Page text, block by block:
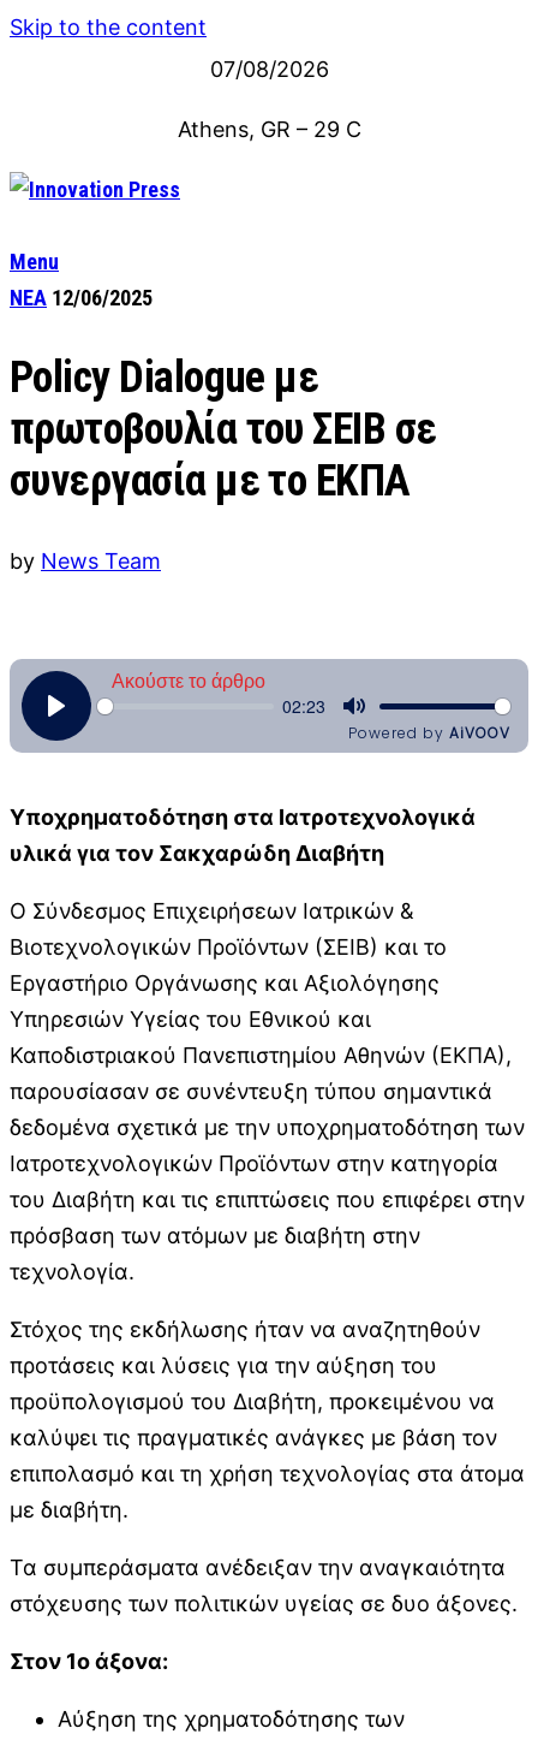
Skip to the content
07/08/2026
Athens, GR – 29 C
Menu
ΝΕΑ 12/06/2025
Policy Dialogue με
πρωτοβουλία του ΣΕΙΒ σε
συνεργασία με το ΕΚΠΑ
by News Team
Υποχρηματοδότηση στα Ιατροτεχνολογικά
υλικά για τον Σακχαρώδη Διαβήτη
Ο Σύνδεσμος Επιχειρήσεων Ιατρικών &
Βιοτεχνολογικών Προϊόντων (ΣΕΙΒ) και το
Εργαστήριο Οργάνωσης και Αξιολόγησης
Υπηρεσιών Υγείας του Εθνικού και
Καποδιστριακού Πανεπιστημίου Αθηνών (ΕΚΠΑ),
παρουσίασαν σε συνέντευξη τύπου σημαντικά
δεδομένα σχετικά με την υποχρηματοδότηση των
Ιατροτεχνολογικών Προϊόντων στην κατηγορία
του Διαβήτη και τις επιπτώσεις που επιφέρει στην
πρόσβαση των ατόμων με διαβήτη στην
τεχνολογία.
Στόχος της εκδήλωσης ήταν να αναζητηθούν
προτάσεις και λύσεις για την αύξηση του
προϋπολογισμού του Διαβήτη, προκειμένου να
καλύψει τις πραγματικές ανάγκες με βάση τον
επιπολασμό και τη χρήση τεχνολογίας στα άτομα
με διαβήτη.
Τα συμπεράσματα ανέδειξαν την αναγκαιότητα
στόχευσης των πολιτικών υγείας σε δυο άξονες.
Στον 1ο άξονα:
Αύξηση της χρηματοδότησης των